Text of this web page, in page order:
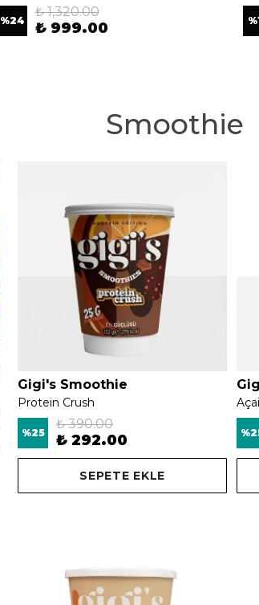
%24
₺ 1,320.00
₺ 999.00 %
Smoothie
Gigi's Smoothie
Protein Crush
%25
₺ 390.00
₺ 292.00
SEPETE EKLE
%